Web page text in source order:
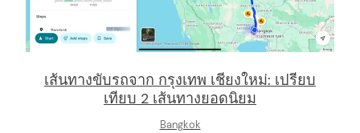
เส้นทางขับรถจาก กรุงเทพ เชียงใหม่: เปรียบ
เทียบ 2 เส้นทางยอดนิยม
Bangkok